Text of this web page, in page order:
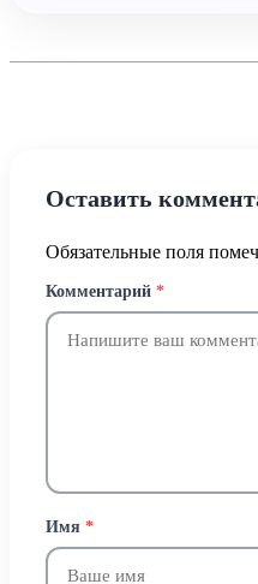
Оставить
Обязательные поля
Комментарий *
Имя *